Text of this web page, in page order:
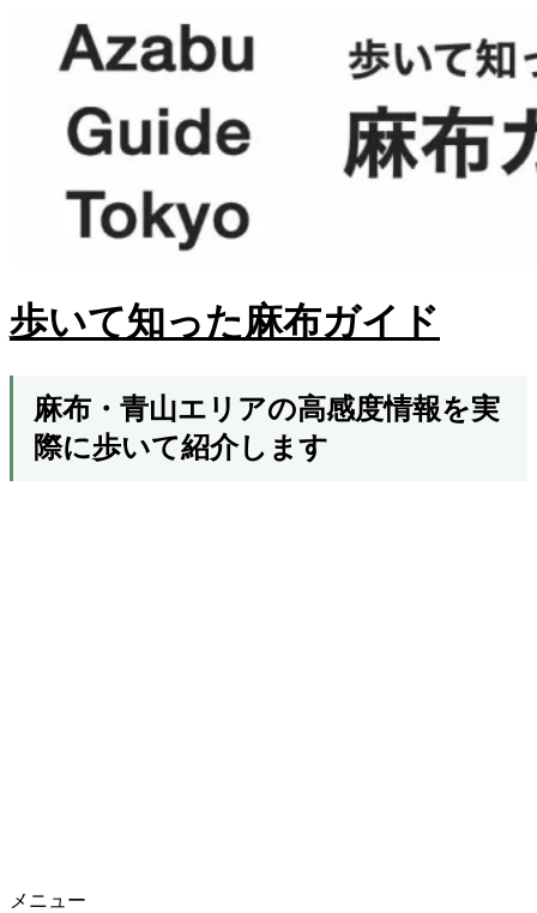
歩いて知った麻布ガイド
麻布・青山エリアの高感度情報を実
際に歩いて紹介します
メニュー